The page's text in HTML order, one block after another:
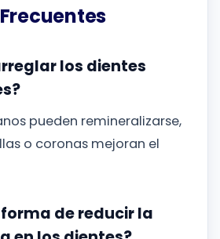
los dientes
pueden remineralizarse,
o coronas mejoran el
de reducir la